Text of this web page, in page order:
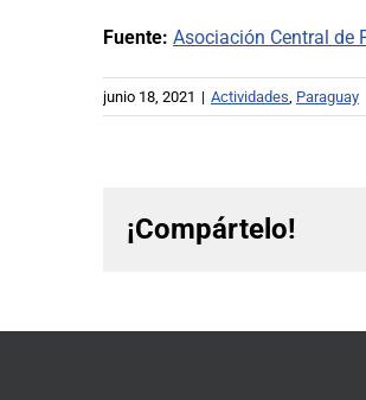
Fuente: Asociación Central de
junio 18, 2021 | Actividades, Paraguay
¡Compártelo!